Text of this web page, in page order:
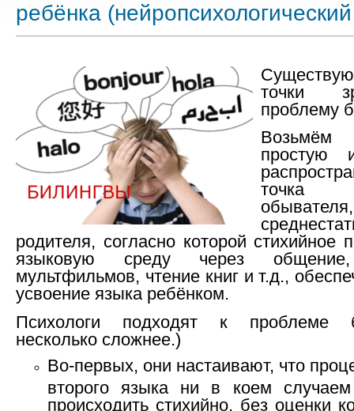
ребёнка
точки
проблему
простую
точка
обывателя,
родителя, согласно которой стихийное
языковую среду через
мультфильмов, чтение книг и т.д.,
усвоение языка ребёнком.
Психологи подходят к проблеме
несколько сложнее.)
Во-первых, они настаивают, что
второго языка ни в коем
происходить стихийно, без оценки